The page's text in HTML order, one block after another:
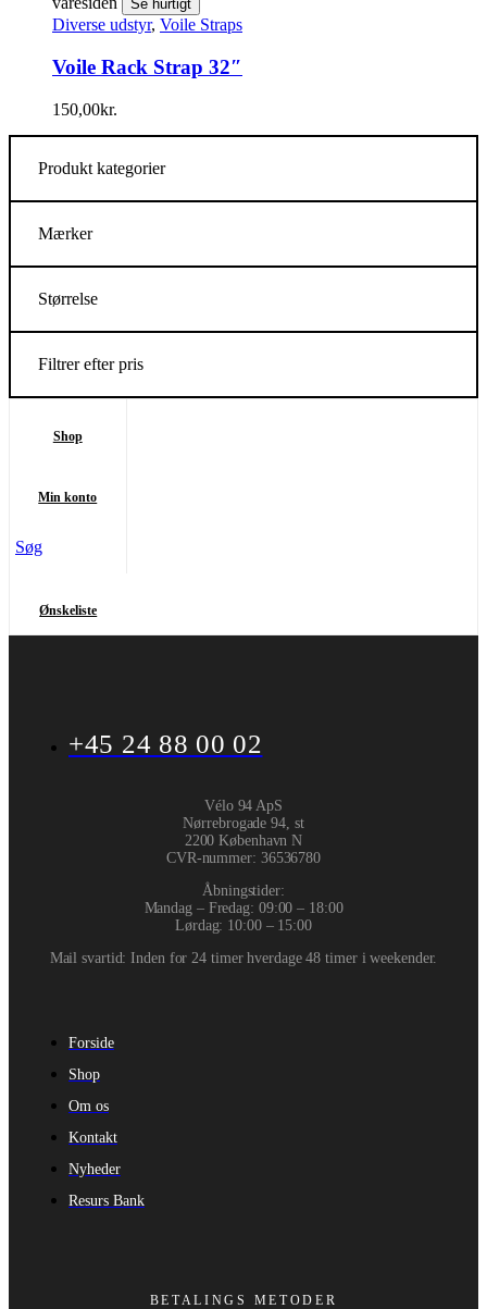
Se hurtigt
Diverse udstyr, Voile Straps
Voile Rack Strap 32″
150,00kr.
Produkt kategorier
Mærker
Størrelse
Filtrer efter pris
Shop
Min konto
Søg
Ønskeliste
+45 24 88 00 02
Vélo 94 ApS
Nørrebrogade 94, st
2200 København N
CVR-nummer: 36536780
Åbningstider:
Mandag – Fredag: 09:00 – 18:00
Lørdag: 10:00 – 15:00
Mail svartid: Inden for 24 timer hverdage 48 timer i weekender.
Forside
Shop
Om os
Kontakt
Nyheder
Resurs Bank
BETALINGS METODER